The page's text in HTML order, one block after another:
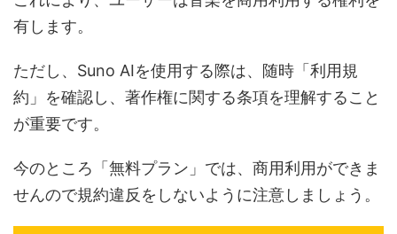
有します。
ただし、Suno AIを使用する際は、随時「利用規
約」を確認し、著作権に関する条項を理解すること
が重要です。
今のところ「無料プラン」では、商用利用ができま
せんので規約違反をしないように注意しましょう。